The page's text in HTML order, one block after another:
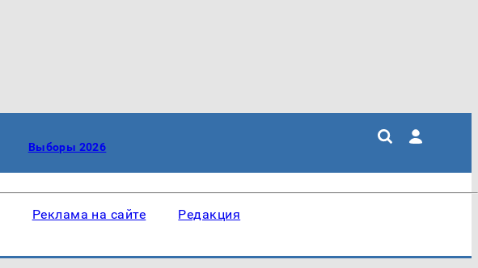
Выборы 2026
Реклама на сайте Редакция